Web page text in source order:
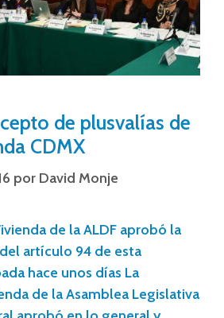
de plusvalías de
CDMX
por David Monje
de la ALDF aprobó la
artículo 94 de esta
hace unos días La
de la Asamblea Legislativa